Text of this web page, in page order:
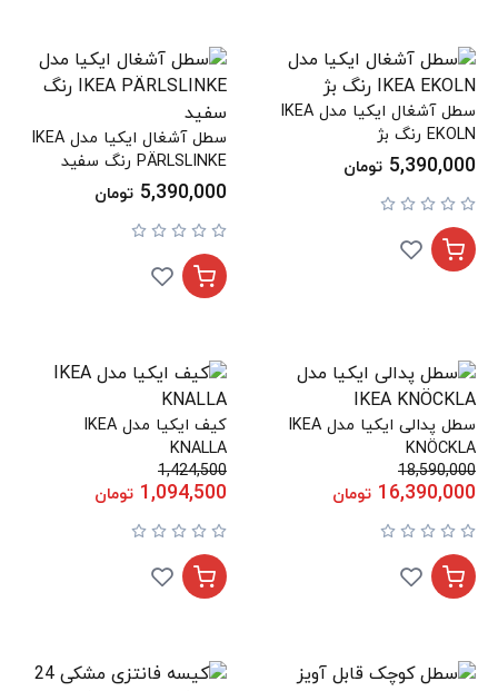
سطل آشغال ایکیا مدل IKEA
EKOLN رنگ بژ
5,390,000 تومان
سطل آشغال ایکیا مدل IKEA
PÄRLSLINKE رنگ سفید
5,390,000 تومان
سطل پدالی ایکیا مدل IKEA
KNÖCKLA
18,590,000
16,390,000 تومان
کیف ایکیا مدل IKEA
KNALLA
1,424,500
1,094,500 تومان